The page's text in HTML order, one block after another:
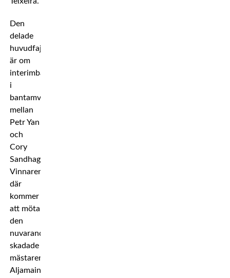
Den
delade
huvudfajten
är om
interimbältet
i
bantamvikt
mellan
Petr Yan
och
Cory
Sandhagen.
Vinnaren
där
kommer
att möta
den
nuvarande
skadade
mästaren
Aljamain